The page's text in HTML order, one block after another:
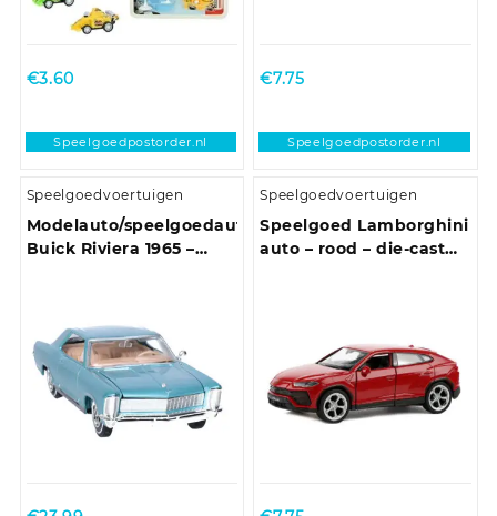
€3.60
Speelgoedpostorder.nl
€7.75
Speelgoedpostorder.nl
Speelgoedvoertuigen
Modelauto/speelgoedauto
Buick Riviera 1965 –
Speelgoedvoertuigen
Speelgoed Lamborghini
auto – rood – die-cast